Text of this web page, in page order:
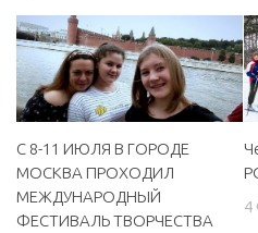
МБУК «Централизованная
ДК «Россия»
Афиша
Независимая оценка
Контакты
С 8-11 ИЮЛЯ В ГОРОДЕ
МОСКВА ПРОХОДИЛ
МЕЖДУНАРОДНЫЙ
ФЕСТИВАЛЬ ТВОРЧЕСТВА
4